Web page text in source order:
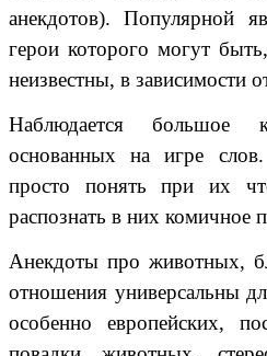
анекдотов). Популярной
герои которого могут
неизвестны, в зависимости
Наблюдается большое
основанных на игре
просто понять при их
распознать в них комичное
Анекдоты про животных,
отношения универсальны
особенно европейских,